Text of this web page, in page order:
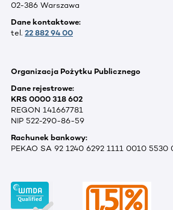
02-386 Warszawa
Dane kontaktowe:
tel. 22 882 94 00
Organizacja Pożytku Publicznego
Dane rejestrowe:
KRS 0000 318 602
REGON 141667781
NIP 522-290-86-59
Rachunek bankowy:
PEKAO SA 92 1240 6292 1111 0010 5530